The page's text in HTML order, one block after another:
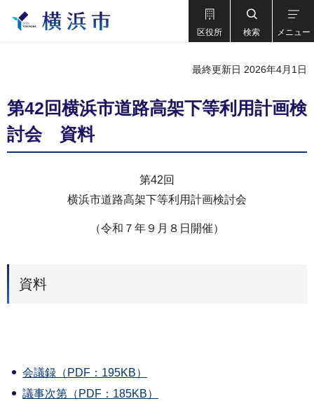
区役所 検索 メニュー
最終更新日 2026年4月1日
第42回横浜市道路高架下等利用計画検
討会 資料
第42回
横浜市道路高架下等利用計画検討会
（令和７年９月８日開催）
資料
会議録（PDF：195KB）
議事次第（PDF：185KB）